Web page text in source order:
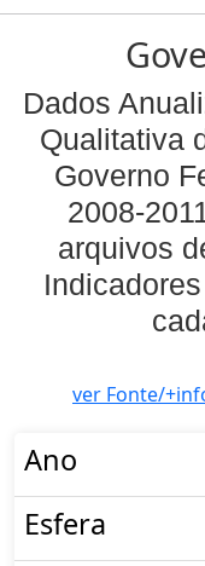
Dados
Qualitativa
Governo
2008-
arquivos
ver Fonte/
Ano
Esfera